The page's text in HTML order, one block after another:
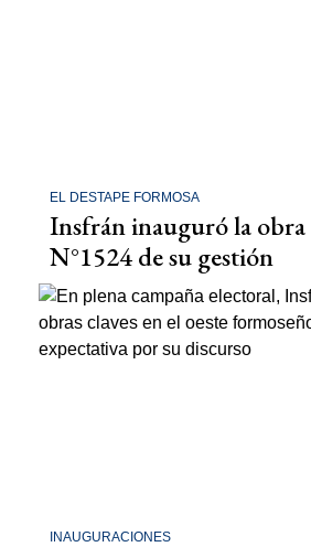
EL DESTAPE FORMOSA
Insfrán inauguró la obra
N°1524 de su gestión
INAUGURACIONES